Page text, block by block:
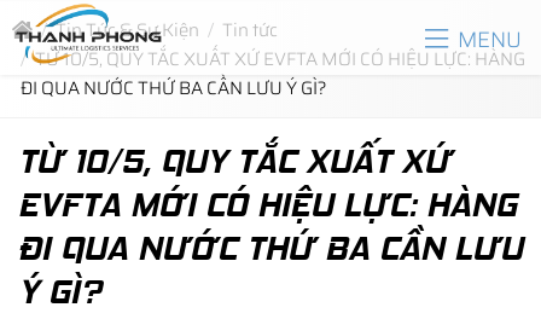
MENU
Tin Tức & Sự Kiện
Tin tức
TỪ 10/5, QUY TẮC XUẤT XỨ EVFTA MỚI CÓ HIỆU LỰC: HÀNG
ĐI QUA NƯỚC THỨ BA CẦN LƯU Ý GÌ?
TỪ 10/5, QUY TẮC XUẤT XỨ
EVFTA MỚI CÓ HIỆU LỰC: HÀNG
ĐI QUA NƯỚC THỨ BA CẦN LƯU
Ý GÌ?